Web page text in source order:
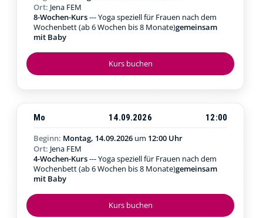
Kurs buchen
Ort: Jena FEM
8-Wochen-Kurs--- Yoga speziell für Frauen nach dem
Wochenbett (ab 6 Wochen bis 8 Monate)gemeinsam
mit Baby
Kurs buchen
Mo 14.09.2026
12:00
Beginn: Montag, 14.09.2026 um 12:00 Uhr
Ort: Jena FEM
4-Wochen-Kurs--- Yoga speziell für Frauen nach dem
Wochenbett (ab 6 Wochen bis 8 Monate)gemeinsam
mit Baby